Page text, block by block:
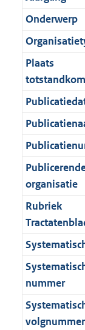
f
o
r
m
a
t
n
f
o
m
a
a
t
Onderwerp
Plaats
organisatie
Rubriek
nummer
volgnummer